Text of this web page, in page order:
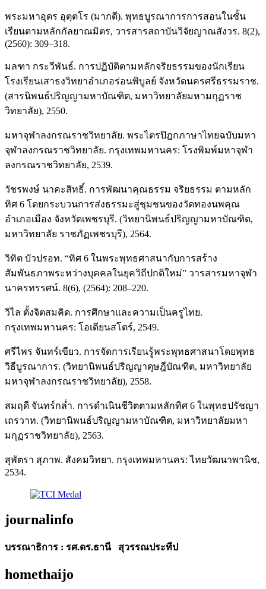
พระมหาอุดร อุตฺตโร (มากดี). พุทธบูรณาการการสอนในชั้น
เรียนตามหลักกัลยาณมิตร, วารสารสถาบันวิจัยญาณสังวร. 8(2),
(2560): 309–318.
มลฑา กระวีพันธ์. การปฏิบัติตามหลักจริยธรรมของนักเรียน
โรงเรียนเสาธงวิทยาอำเภอร่อนพิบูลย์ จังหวัดนครศรีธรรมราช.
(สารนิพนธ์ปริญญามหาบัณฑิต, มหาวิทยาลัยมหามกุฏราช
วิทยาลัย), 2550.
มหาจุฬาลงกรณราชวิทยาลัย. พระไตรปิฎกภาษาไทยฉบับมหา
จุฬาลงกรณราชวิทยาลัย. กรุงเทพมหานคร: โรงพิมพ์มหาจุฬา
ลงกรณราชวิทยาลัย, 2539.
วัชรพงษ์ นาคะสิทธิ์. การพัฒนาคุณธรรม จริยธรรม ตามหลัก
ทิศ 6 โดยกระบวนการส่งธรรมะสู่ชุมชนของวัดทองนพคุณ
อำเภอเมือง จังหวัดเพชรบุรี. (วิทยานิพนธ์ปริญญามหาบัณฑิต,
มหาวิทยาลัย ราชภัฏเพชรบุรี), 2564.
วิทิต บัวปรอท. “ทิศ 6 ในพระพุทธศาสนากับการสร้าง
สัมพันธภาพระหว่างบุคคลในยุควิถีปกติใหม่” วารสารมหาจุฬา
นาครทรรศน์. 8(6), (2564): 208–220.
วิไล ตั้งจิตสมคิด. การศึกษาและความเป็นครูไทย.
กรุงเทพมหานคร: โอเดียนสโตร์, 2549.
ศรีไพร จันทร์เขียว. การจัดการเรียนรู้พระพุทธศาสนาโดยพุทธ
วิธีบูรณาการ. (วิทยานิพนธ์ปริญญาดุษฎีบัณฑิต, มหาวิทยาลัย
มหาจุฬาลงกรณราชวิทยาลัย), 2558.
สมฤดี จันทร์กล่ำ. การดำเนินชีวิตตามหลักทิศ 6 ในพุทธปรัชญา
เถรวาท. (วิทยานิพนธ์ปริญญามหาบัณฑิต, มหาวิทยาลัยมหา
มกุฏราชวิทยาลัย), 2563.
สุพัตรา สุภาพ. สังคมวิทยา. กรุงเทพมหานคร: ไทยวัฒนาพานิช,
2534.
journalinfo
บรรณาธิการ : รศ.ดร.ธานี สุวรรณประทีป
homethaijo